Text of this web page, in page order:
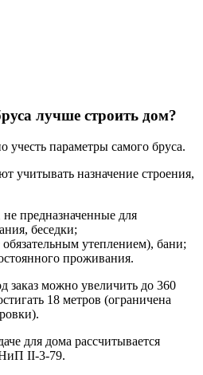
лучше строить дом?
учесть параметры самого бруса.
учитывать назначение строения,
предназначенные для
беседки;
утеплением), бани;
проживания.
заказ можно увеличить до 360
18 метров (ограничена
для дома рассчитывается
II-3-79.